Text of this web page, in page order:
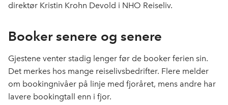
direktør Kristin Krohn Devold i NHO Reiseliv.
Booker senere og senere
Gjestene venter stadig lenger før de booker ferien sin.
Det merkes hos mange reiselivsbedrifter. Flere melder
om bookingnivåer på linje med fjoråret, mens andre har
lavere bookingtall enn i fjor.